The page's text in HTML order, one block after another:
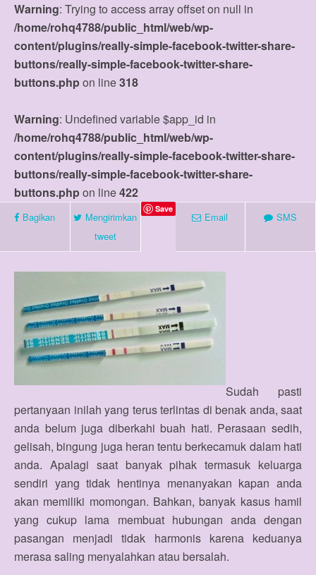
Warning: Trying to access array offset on null in
/home/rohq4788/public_html/web/wp-
content/plugins/really-simple-facebook-twitter-share-
buttons/really-simple-facebook-twitter-share-
buttons.phpon line318
Warning: Undefined variable $app_id in
/home/rohq4788/public_html/web/wp-
content/plugins/really-simple-facebook-twitter-share-
buttons/really-simple-facebook-twitter-share-
buttons.phpon line422
Bagikan
Mengirimkan
tweet
Save
Email SMS
Sudah pasti
pertanyaan inilah yang terus terlintas di benak anda, saat
anda belum juga diberkahi buah hati. Perasaan sedih,
gelisah, bingung juga heran tentu berkecamuk dalam hati
anda. Apalagi saat banyak pihak termasuk keluarga
sendiri yang tidak hentinya menanyakan kapan anda
akan memiliki momongan. Bahkan, banyak kasus hamil
yang cukup lama membuat hubungan anda dengan
pasangan menjadi tidak harmonis karena keduanya
merasa saling menyalahkan atau bersalah.